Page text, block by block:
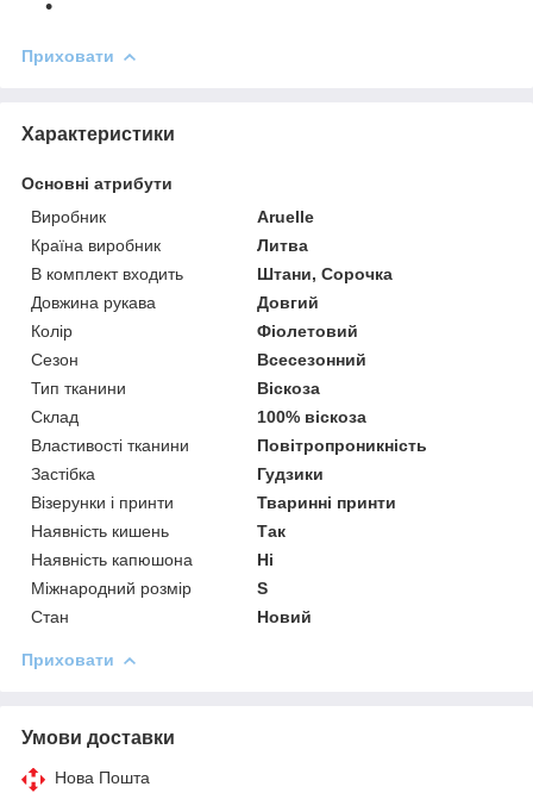
Приховати
Характеристики
Основні атрибути
Виробник
Aruelle
Країна виробник
Литва
В комплект входить
Штани, Сорочка
Довжина рукава
Довгий
Колір
Фіолетовий
Сезон
Всесезонний
Тип тканини
Віскоза
Склад
100% віскоза
Властивості тканини
Повітропроникність
Застібка
Гудзики
Візерунки і принти
Тваринні принти
Наявність кишень
Так
Наявність капюшона
Ні
Міжнародний розмір
S
Стан
Новий
Приховати
Умови доставки
Нова Пошта